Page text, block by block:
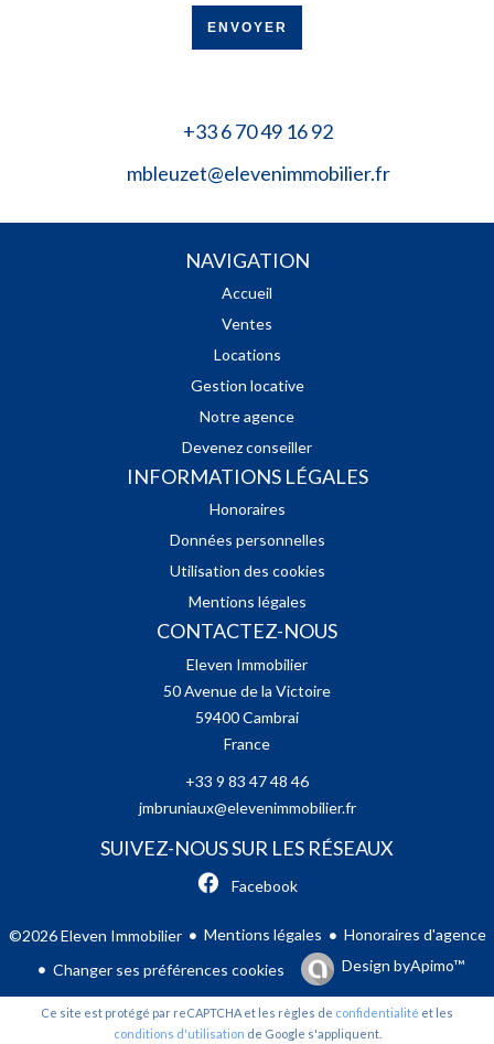
ENVOYER
+33 6 70 49 16 92
mbleuzet@elevenimmobilier.fr
NAVIGATION
Accueil
Ventes
Locations
Gestion locative
Notre agence
Devenez conseiller
INFORMATIONS LÉGALES
Honoraires
Données personnelles
Utilisation des cookies
Mentions légales
CONTACTEZ-NOUS
Eleven Immobilier
50 Avenue de la Victoire
59400Cambrai
France
+33 9 83 47 48 46
jmbruniaux@elevenimmobilier.fr
SUIVEZ-NOUS SUR LES RÉSEAUX
Facebook
©2026 Eleven Immobilier Mentions légales
Honoraires d'agence
Changer ses préférences cookies
Design byApimo™
Ce site est protégé par reCAPTCHA et les règles de confidentialité et les
conditions d'utilisation de Google s'appliquent.